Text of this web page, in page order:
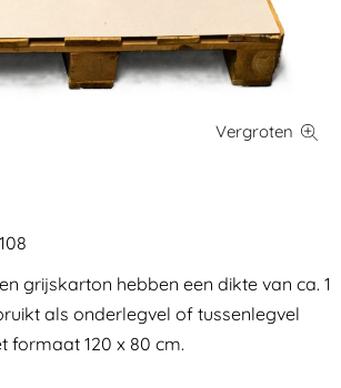
grijskarton hebben een dikte van ca. 1
als onderlegvel of tussenlegvel
formaat 120 x 80 cm.